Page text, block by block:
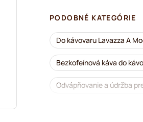
PODOBNÉ KATEGÓRIE
Do kávovaru Lavazza A
Bezkofeínová káva do
Odvápňovanie a údržba
Caffè Borbone do